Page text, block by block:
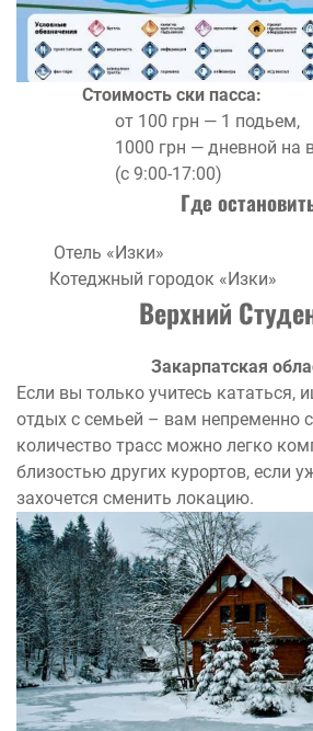
Стоимость ски пасса:
от 100 грн — 1 подьем,
1000 грн — дневной на
(с 9:00-17:00)
Где
Отель «Изки»
Котеджный городок «Изки»
Верхний
Закарпатская
Если вы только учитесь кататься,
отдых с семьей – вам непременно
количество трасс можно легко
близостью других курортов, если
захочется сменить локацию.